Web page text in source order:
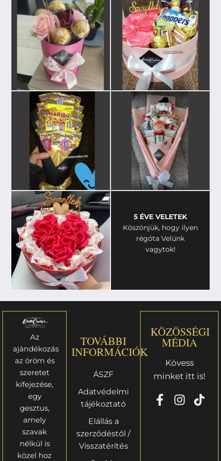
5 ÉVE VELETEK
Köszönjük, hogy ilyen
régóta Velünk
vagytok!
Az
ajándékozás
az öröm és
szeretet
kifejezése,
egy
gesztus,
amely
szavak
nélkül is
közel hoz
TOVÁBBI
INFORMÁCIÓK
ÁSZF
Adatvédelmi
tájékoztató
Elállás a
szerződéstől /
Visszatérítés
KÖZÖSSÉGI
MÉDIA
Kövess
minket itt is!